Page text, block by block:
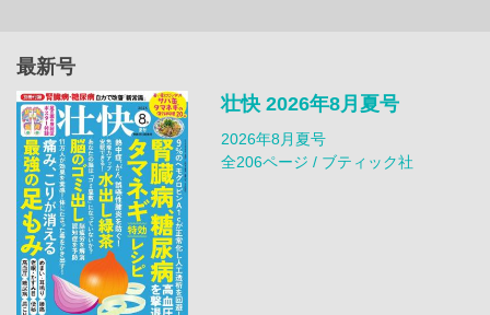
最新号
壮快 2026年8月夏号
2026年8月夏号
全206ページ / ブティック社